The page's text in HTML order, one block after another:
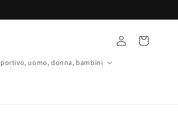
uomo, donna, bambini
Accedi Carrello